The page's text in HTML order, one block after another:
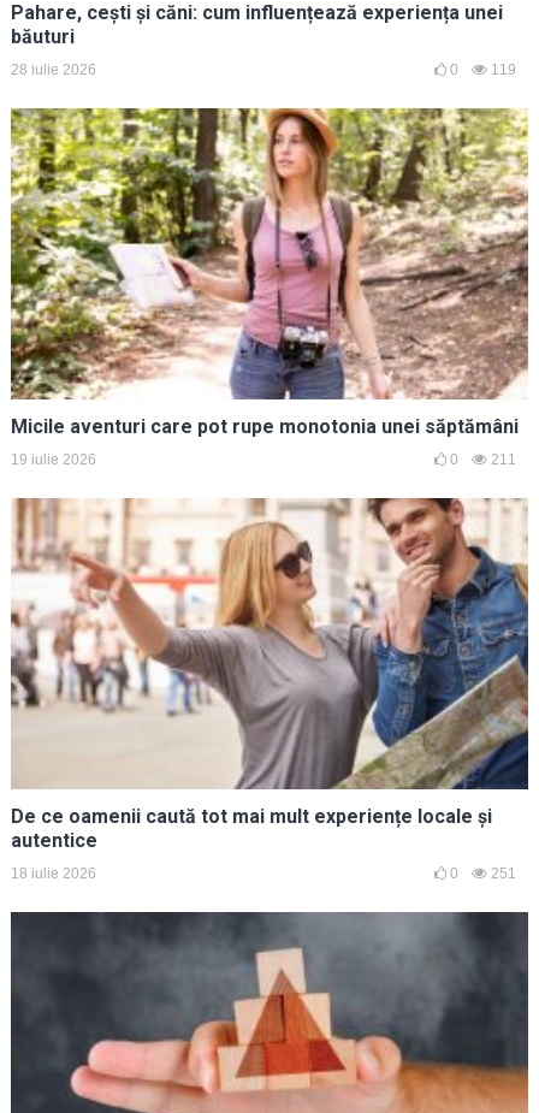
Pahare, cești și căni: cum influențează experiența unei
băuturi
28 iulie 2026 0 119
Micile aventuri care pot rupe monotonia unei săptămâni
19 iulie 2026 0 211
De ce oamenii caută tot mai mult experiențe locale și
autentice
18 iulie 2026 0 251